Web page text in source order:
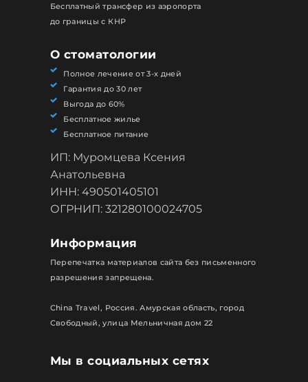
Мы в социальных сетях
Бесплатный трансфер из аэропорта
до границы с КНР
О стоматологии
Полное лечение от 3-х дней
Гарантия до 30 лет
Выгода до 60%
Бесплатное жилье
Бесплатное питание
ИП: Муромцева Ксения
Анатольевна
ИНН: 490501405101
ОГРНИП: 321280100024705
Информация
Перепечатка материалов сайта без письменного
разрешения запрещена.
China Travel, Россия. Амурская область, город
Свободный, улица Мельничная дом 22